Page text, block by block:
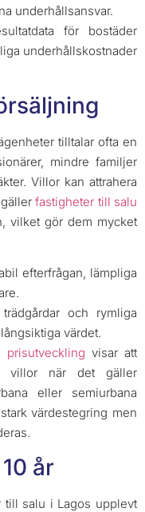
underhållsansvar.
för bostäder
underhållskostnader
tilltalar ofta en
mindre familjer
Villor kan attrahera
fastigheter till salu
vilket gör dem mycket
efterfrågan, lämpliga
och rymliga
värdet.
prisutveckling visar att
villor när det gäller
eller semiurbana
värdestegring men
år
till salu i Lagos upplevt